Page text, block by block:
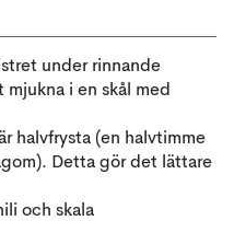
under rinnande
i en skål med
halvfrysta (en halvtimme
Detta gör det lättare
och skala